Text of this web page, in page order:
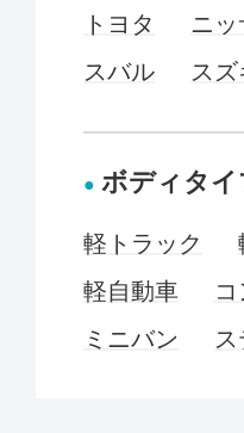
トヨタ ニッ
スバル
スズ
ボディタイ
軽トラック
軽自動車
ミニバン